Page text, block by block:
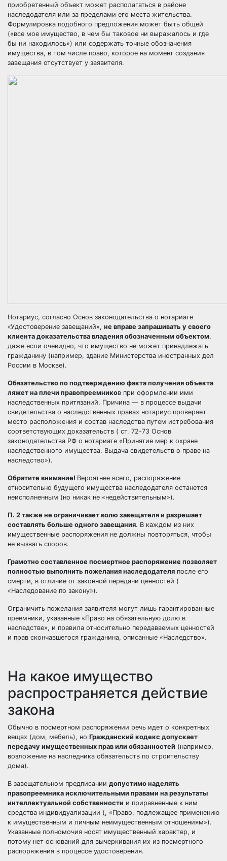
приобретенный объект может располагаться в районе
наследодателя или за пределами его места жительства.
Формулировка подобного предложения может быть общей
(«все мое имущество, в чем бы таковое ни выражалось и где
бы ни находилось») или содержать точные обозначения
имущества, в том числе право, которое на момент создания
завещания отсутствует у заявителя.
Нотариус, согласно Основ законодательства о нотариате
«Удостоверение завещаний», не вправе запрашивать у своего
клиента доказательства владения обозначенным объектом,
даже если очевидно, что имущество не может принадлежать
гражданину (например, здание Министерства иностранных дел
России в Москве).
Обязательство по подтверждению факта получения объекта
ляжет на плечи правопреемников при оформлении ими
наследственных притязаний. Причина — в процессе выдачи
свидетельства о наследственных правах нотариус проверяет
место расположения и состав наследства путем истребования
соответствующих доказательств ( ст. 72-73 Основ
законодательства РФ о нотариате «Принятие мер к охране
наследственного имущества. Выдача свидетельств о праве на
наследство»).
Обратите внимание! Вероятнее всего, распоряжение
относительно будущего имущества наследодателя останется
неисполненным (но никак не «недействительным»).
П. 2 также не ограничивает волю завещателя и разрешает
составлять больше одного завещания. В каждом из них
имущественные распоряжения не должны повторяться, чтобы
не вызвать споров.
Грамотно составленное посмертное распоряжение позволяет
полностью выполнить пожелания наследодателя после его
смерти, в отличие от законной передачи ценностей (
«Наследование по закону»).
Ограничить пожелания заявителя могут лишь гарантированные
преемники, указанные «Право на обязательную долю в
наследстве», и правила относительно передаваемых ценностей
и прав скончавшегося гражданина, описанные «Наследство».
На какое имущество
распространяется действие
закона
Обычно в посмертном распоряжении речь идет о конкретных
вещах (дом, мебель), но Гражданский кодекс допускает
передачу имущественных прав или обязанностей (например,
возложение на наследника обязательств по строительству
дома).
В завещательном предписании допустимо наделять
правопреемника исключительными правами на результаты
интеллектуальной собственности и приравненные к ним
средства индивидуализации (, «Право, подлежащее применению
к имущественным и личным неимущественным отношениям»).
Указанные полномочия носят имущественный характер, и
потому нет оснований для вычеркивания их из посмертного
распоряжения в процессе удостоверения.